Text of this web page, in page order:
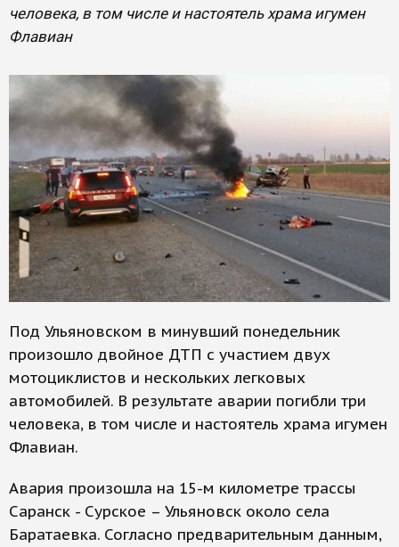
человека, в том числе и настоятель храма игумен
Флавиан
Под Ульяновском в минувший понедельник
произошло двойное ДТП с участием двух
мотоциклистов и нескольких легковых
автомобилей. В результате аварии погибли три
человека, в том числе и настоятель храма игумен
Флавиан.
Авария произошла на 15-м километре трассы
Саранск - Сурское – Ульяновск около села
Баратаевка. Согласно предварительным данным,